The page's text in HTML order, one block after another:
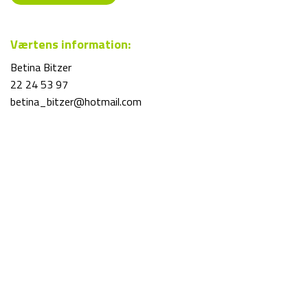
Værtens information:
Betina Bitzer
22 24 53 97
betina_bitzer@hotmail.com